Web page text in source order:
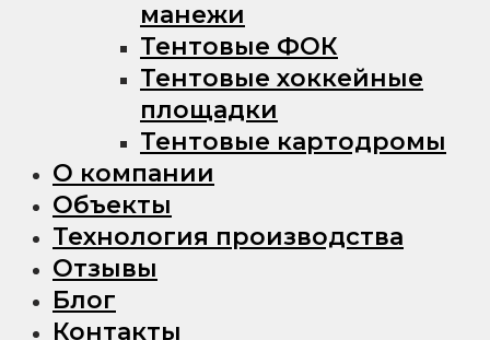
манежи
Тентовые ФОК
Тентовые хоккейные
площадки
Тентовые картодромы
О компании
Объекты
Технология производства
Отзывы
Блог
Контакты